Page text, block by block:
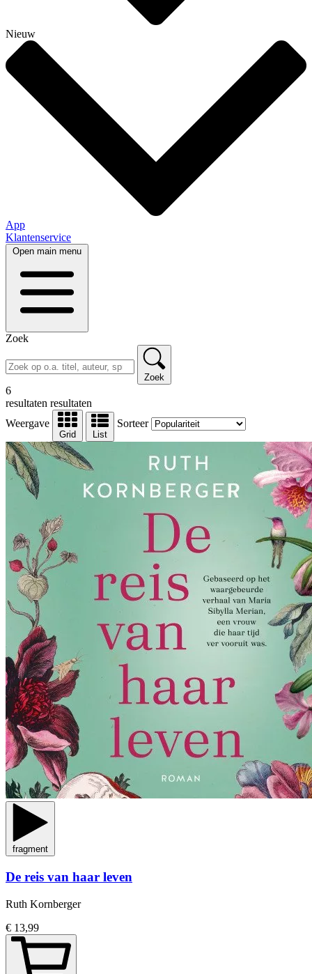
Nieuw
App
Klantenservice
Open main menu
Zoek
Zoek
6
resultaten resultaten
Weergave
Grid List
Sorteer
fragment
De reis van haar leven
Ruth Kornberger
€ 13,99